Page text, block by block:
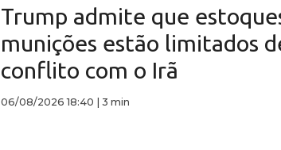
Trump admite que
munições estão limitados
conflito com o Irã
06/08/2026 18:40 3 min